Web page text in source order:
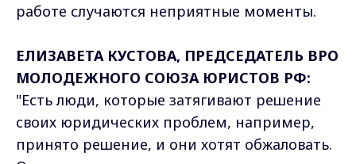
работе случаются неприятные моменты.
ЕЛИЗАВЕТА КУСТОВА, ПРЕДСЕДАТЕЛЬ ВРО
МОЛОДЕЖНОГО СОЮЗА ЮРИСТОВ РФ:
"Есть люди, которые затягивают решение
своих юридических проблем, например,
принято решение, и они хотят обжаловать.